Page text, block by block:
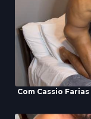
Com Cassio Farias